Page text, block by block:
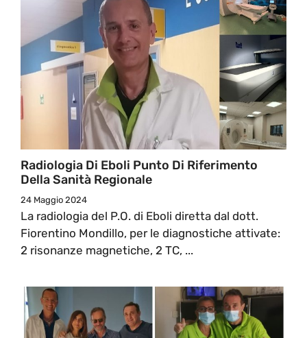
Radiologia Di Eboli Punto Di Riferimento
Della Sanità Regionale
24 Maggio 2024
La radiologia del P.O. di Eboli diretta dal dott.
Fiorentino Mondillo, per le diagnostiche attivate:
2 risonanze magnetiche, 2 TC, ...